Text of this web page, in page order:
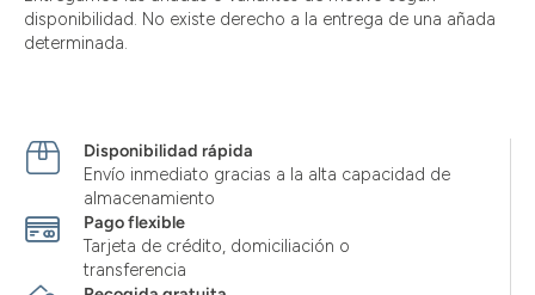
disponibilidad. No existe derecho a la entrega de una añada
determinada.
Disponibilidad rápida
Envío inmediato gracias a la alta capacidad de
almacenamiento
Pago flexible
Tarjeta de crédito, domiciliación o
transferencia